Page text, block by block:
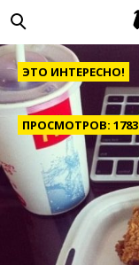
ЭТО ИНТЕРЕСНО!
ПРОСМОТРОВ: 1783